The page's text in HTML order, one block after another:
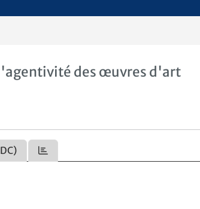
des œuvres d'art